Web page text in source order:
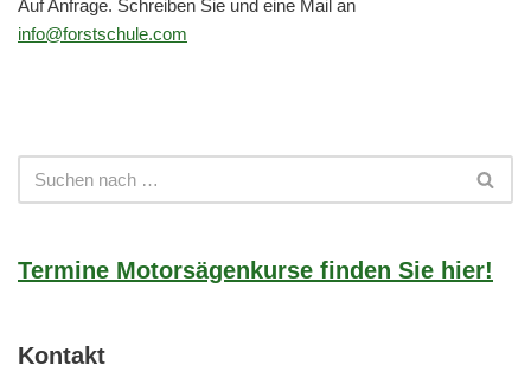
Auf Anfrage. Schreiben Sie und eine Mail an
info@forstschule.com
Termine Motorsägenkurse finden Sie hier!
Kontakt